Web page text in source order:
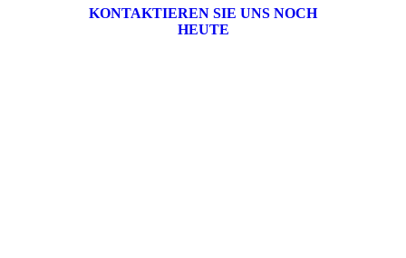
KONTAKTIEREN SIE UNS NOCH
HEUTE